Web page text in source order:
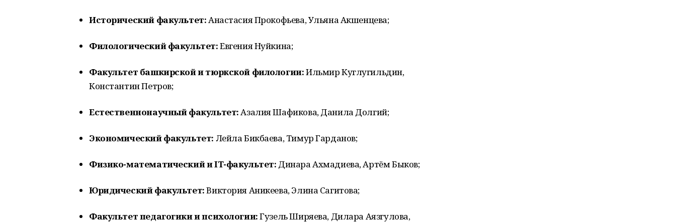
Исторический факультет:Анастасия Прокофьева, Ульяна Акшенцева;
Филологический факультет:Евгения Нуйкина;
Факультет башкирской и тюркской филологии:Ильмир Куглугильдин,
Константин Петров;
Естественнонаучный факультет:Азалия Шафикова, Данила Долгий;
Экономический факультет: Лейла Бикбаева, Тимур Гарданов;
Физико-математический и IT-факультет: Динара Ахмадиева, Артём Быков;
Юридический факультет:Виктория Аникеева, Элина Сагитова;
Факультет педагогики и психологии:Гузель Ширяева, Дилара Аязгулова,